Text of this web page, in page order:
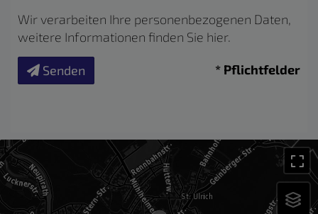
Wir verarbeiten Ihre personenbezogenen Daten,
weitere Informationen finden Sie hier.
Senden * Pflichtfelder